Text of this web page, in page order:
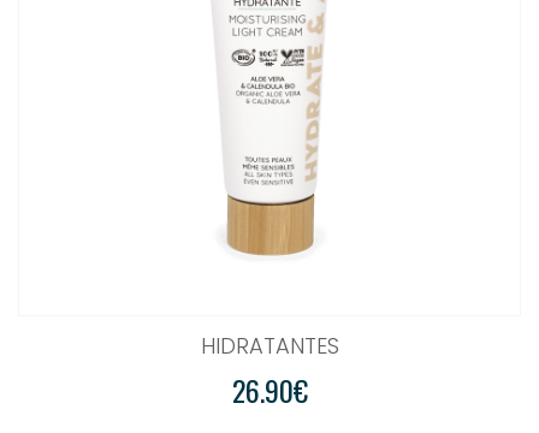
HIDRATANTES
26.90€